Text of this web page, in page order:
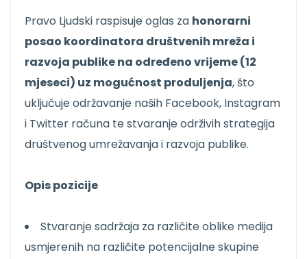
Pravo Ljudski raspisuje oglas za honorarni
posao koordinatora društvenih mreža i
razvoja publike na određeno vrijeme (12
mjeseci) uz mogućnost produljenja, što
uključuje održavanje naših Facebook, Instagram
i Twitter računa te stvaranje održivih strategija
društvenog umrežavanja i razvoja publike.
Opis pozicije
Stvaranje sadržaja za različite oblike medija
usmjerenih na različite potencijalne skupine